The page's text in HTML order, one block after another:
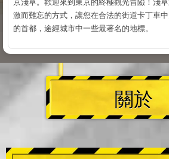
京淺草。歡迎來到東京的終極觀光冒險！淺
激而難忘的方式，讓您在合法的街道卡丁車
的首都，途經城市中一些最著名的地標。
關於